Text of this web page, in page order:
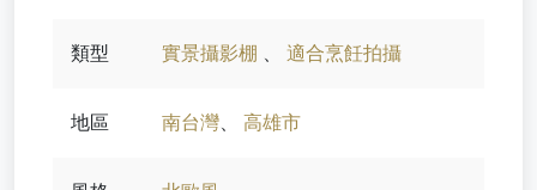
類型 實景攝影棚 適合烹飪拍攝
地區 南台灣 高雄市